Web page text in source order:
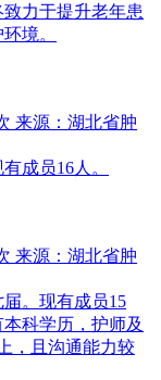
力于提升老年患
境。
来源：湖北省肿
成员16人。
来源：湖北省肿
。现有成员15
科学历，护师及
，且沟通能力较